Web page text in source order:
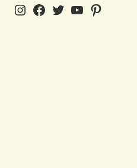
Instagram
Facebook
Twitter
YouTube
Pinterest